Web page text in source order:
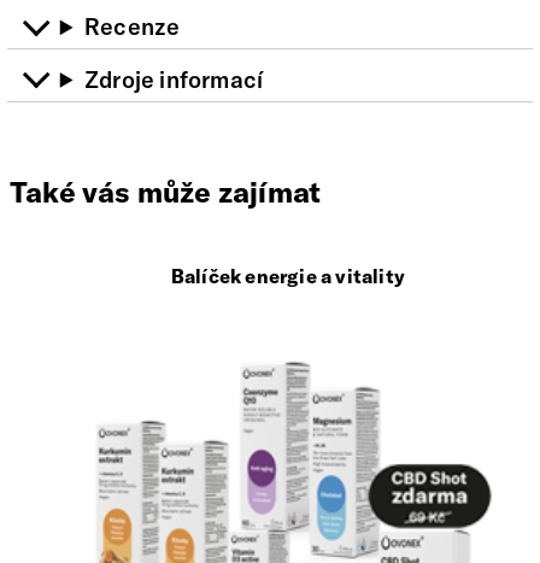
Recenze
Zdroje informací
Také vás může zajímat
Balíček energie a vitality